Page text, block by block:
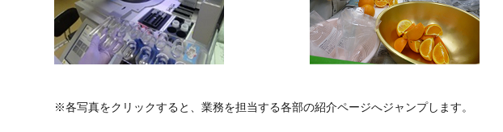
※各写真をクリックすると、業務を担当する各部の紹介ページへジャンプします。